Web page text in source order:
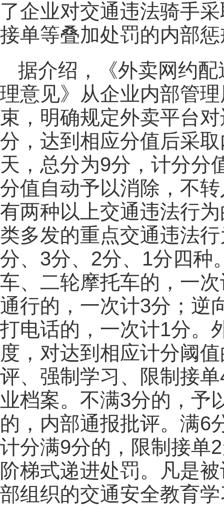
了企业对交通违法骑手
接单等叠加处罚的内部
据介绍，《外卖网约
理意见》从企业内部管
束，明确规定外卖平台
分，达到相应分值后采
天，总分为9分，计分分
分值自动予以消除，不
有两种以上交通违法行
类多发的重点交通违法
分、3分、2分、1分四种
车、二轮摩托车的，一
通行的，一次计3分；逆
打电话的，一次计1分。
度，对达到相应计分阈
评、强制学习、限制接
业档案。不满3分的，予
的，内部通报批评。满6
计分满9分的，限制接单
阶梯式递进处罚。凡是
部组织的交通安全教育